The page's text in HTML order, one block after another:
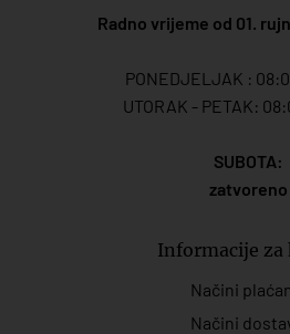
Radno vrijeme od 01.
PONEDJELJAK :
UTORAK - PETAK:
SUBOTA:
zatvoreno
Informacije za
Načini
Načini